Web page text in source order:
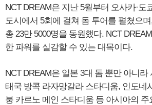
NCT DREAM은 지난 5월부터 오사카·도
도시에서 5회에 걸쳐 돔 투어를 펼쳤으
총 23만 5000명을 동원했다. NCT
한 파워를 실감할 수 있는 대목이다.
NCT DREAM은 일본 3대 돔 뿐만 아니
태국 방콕 라자망갈라 스타디움, 인도네
붕 카르노 메인 스타디움 등 아시아의 주